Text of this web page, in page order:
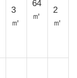
3
㎡
64
㎡
2
㎡